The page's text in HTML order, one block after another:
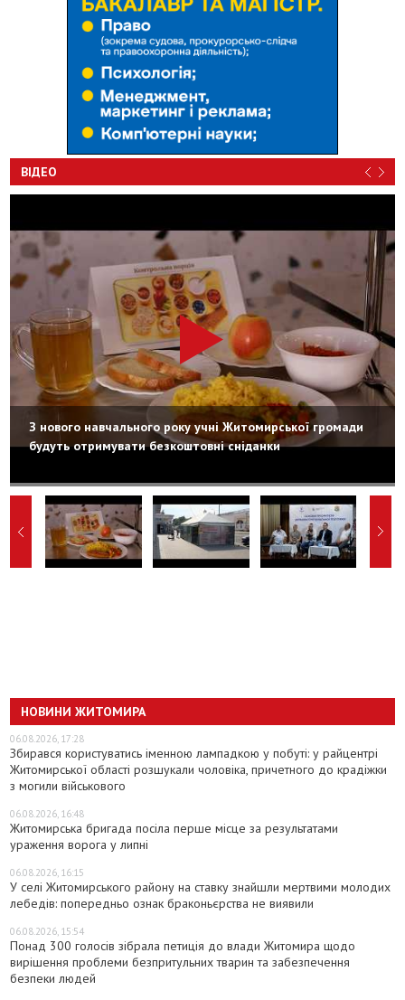
ВІДЕО
З нового навчального року учні Житомирської громади
будуть отримувати безкоштовні сніданки
НОВИНИ ЖИТОМИРА
06.08.2026, 17:28
Збирався користуватись іменною лампадкою у побуті: у райцентрі
Житомирської області розшукали чоловіка, причетного до крадіжки
з могили військового
06.08.2026, 16:48
Житомирська бригада посіла перше місце за результатами
ураження ворога у липні
06.08.2026, 16:15
У селі Житомирського району на ставку знайшли мертвими молодих
лебедів: попередньо ознак браконьєрства не виявили
06.08.2026, 15:54
Понад 300 голосів зібрала петиція до влади Житомира щодо
вирішення проблеми безпритульних тварин та забезпечення
безпеки людей